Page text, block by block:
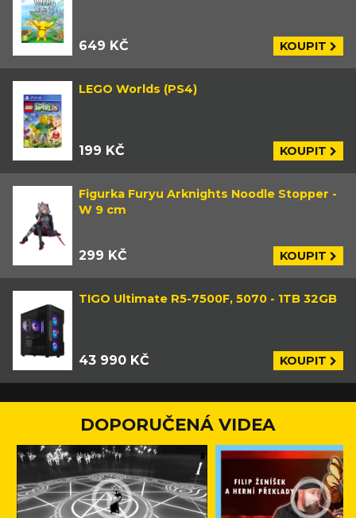
649 KČ KOUPIT
LEGO Worlds (PS4)
199 KČ KOUPIT
Figurka Furyu Arknights Noodle Stopper -
W 9 cm
299 KČ KOUPIT
TIGO Ultimate R5-7500F, 5070 - 1TB 32GB
43 990 KČ KOUPIT
DOPORUČENÁ VIDEA